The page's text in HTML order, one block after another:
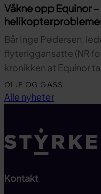
Våkne opp Equinor
Bår Inge Pedersen,
flyteriggansatte (NR
kronikken at Equinor
OLJE OG GASS
Alle nyheter
Kontakt